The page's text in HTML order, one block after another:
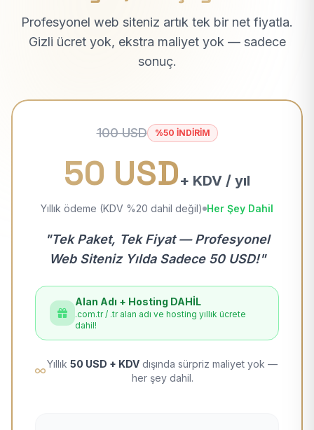
Profesyonel web siteniz artık tek bir net fiyatla.
Gizli ücret yok, ekstra maliyet yok — sadece
sonuç.
100 USD %50 İNDİRİM
50 USD+ KDV / yıl
Yıllık ödeme (KDV %20 dahil değil) Her Şey Dahil
"Tek Paket, Tek Fiyat — Profesyonel
Web Siteniz Yılda Sadece 50 USD!"
Alan Adı + Hosting DAHİL
.com.tr / .tr alan adı ve hosting yıllık ücrete
dahil!
Yıllık 50 USD + KDV dışında sürpriz maliyet yok —
her şey dahil.